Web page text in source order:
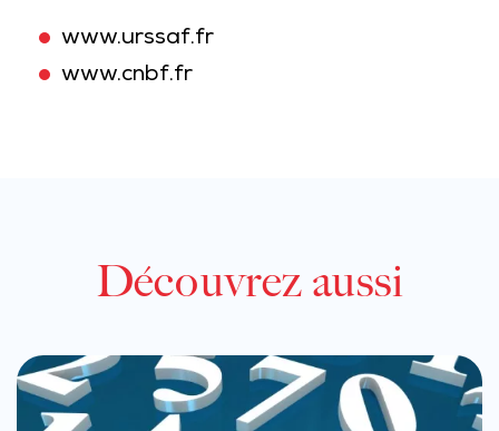
www.urssaf.fr
www.cnbf.fr
Découvrez aussi